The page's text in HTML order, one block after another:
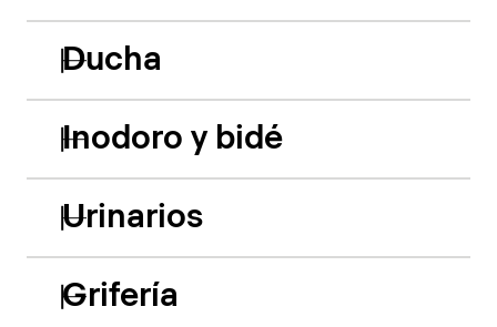
Ducha
Inodoro y bidé
Urinarios
Grifería